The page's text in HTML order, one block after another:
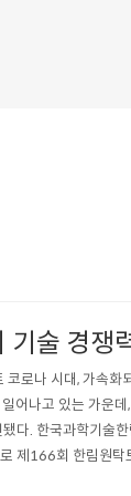
술 경쟁
로나 시대, 가속화
어나고 있는 가운
다. 한국과학기술
제166회 한림원
로나19로 가속화되